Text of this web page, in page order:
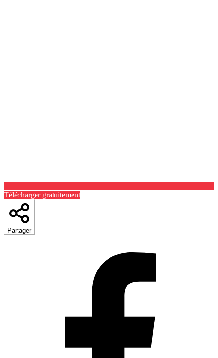
Télécharger gratuitement
Partager